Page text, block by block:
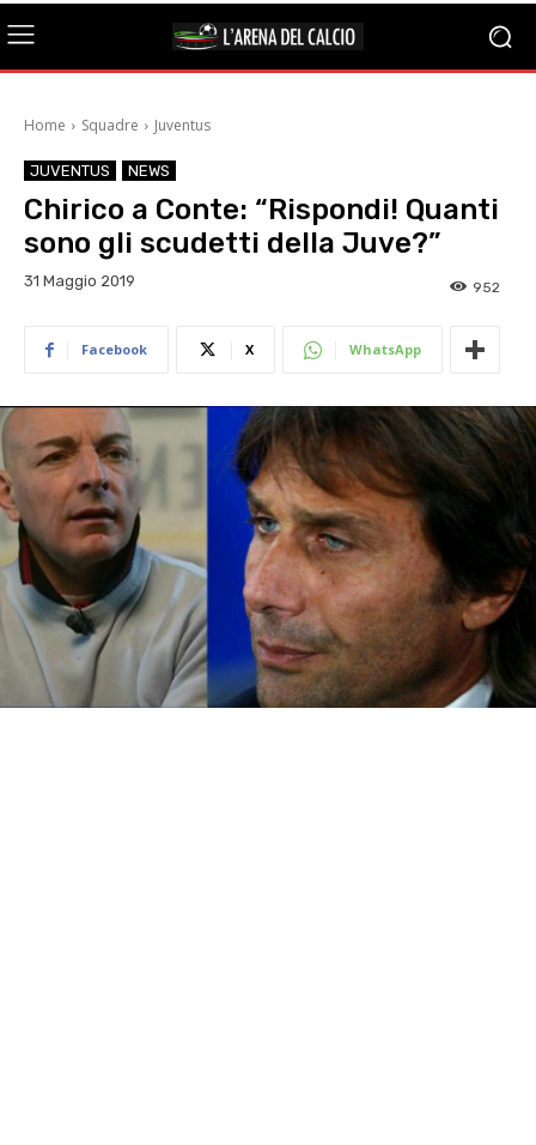
Home Squadre Juventus
JUVENTUS NEWS
Chirico a Conte: “Rispondi! Quanti
sono gli scudetti della Juve?”
31 Maggio 2019 952
Facebook X WhatsApp